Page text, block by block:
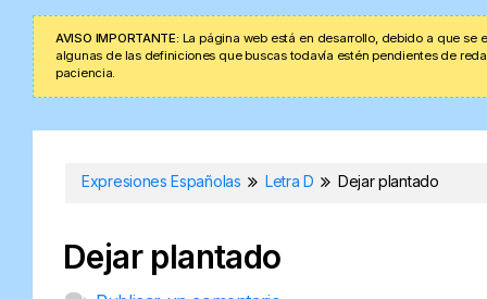
AVISO IMPORTANTE: La página web está en desarrollo, debido a que
algunas de las definiciones que buscas todavía estén pendientes de
paciencia.
Expresiones Españolas Letra D Dejar plantado
Dejar plantado